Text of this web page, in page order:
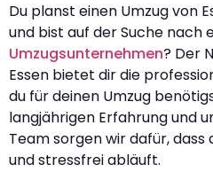
Du planst einen Umzug von
und bist auf der Suche nach
Umzugsunternehmen? Der
Essen bietet dir die
du für deinen Umzug
langjährigen Erfahrung und
Team sorgen wir dafür, dass
und stressfrei abläuft.